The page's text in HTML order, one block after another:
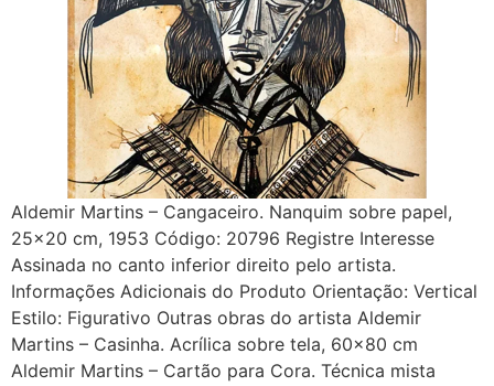
Aldemir Martins – Cangaceiro. Nanquim sobre papel,
25×20 cm, 1953 Código: 20796 Registre Interesse
Assinada no canto inferior direito pelo artista.
Informações Adicionais do Produto Orientação: Vertical
Estilo: Figurativo Outras obras do artista Aldemir
Martins – Casinha. Acrílica sobre tela, 60×80 cm
Aldemir Martins – Cartão para Cora. Técnica mista